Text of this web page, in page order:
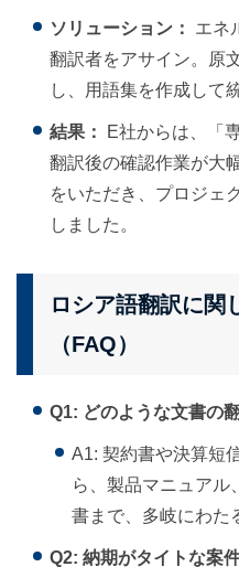
ソリューション：
エネ
翻訳者をアサイン。原
し、用語集を作成して
結果：
E社からは、「
翻訳後の確認作業が大
をいただき、プロジェ
しました。
ロシア語翻訳に関
（FAQ）
Q1: どのような文書の
A1: 契約書や決算短
ら、製品マニュアル
書まで、多岐にわた
Q2: 納期がタイトな案